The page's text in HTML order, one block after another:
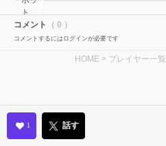
コメント （ 0 ）
コメントするにはログインが必要です
HOME > プレイヤー一覧
1 話す